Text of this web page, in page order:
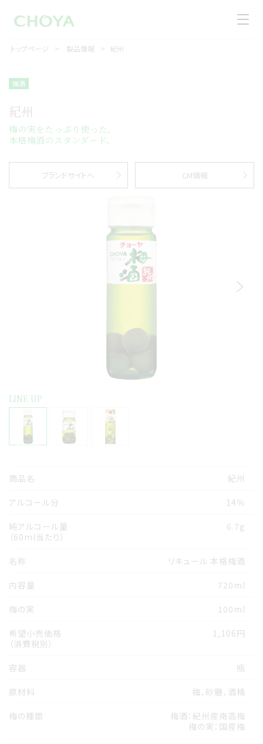
トップページ 製品情報 紀州
梅酒
紀州
梅の実をたっぷり使った、
本格梅酒のスタンダード。
ブランドサイトへ CM情報
LINE UP
商品名 紀州
アルコール分 14％
純アルコール量
（60ml当たり）
6.7g
名称 リキュール 本格梅酒
内容量 720ml
梅の実 100ml
希望小売価格
（消費税別）
1,106円
容器 瓶
原材料 梅、砂糖、酒精
梅の種類
梅酒：紀州産南高梅
梅の実：国産梅